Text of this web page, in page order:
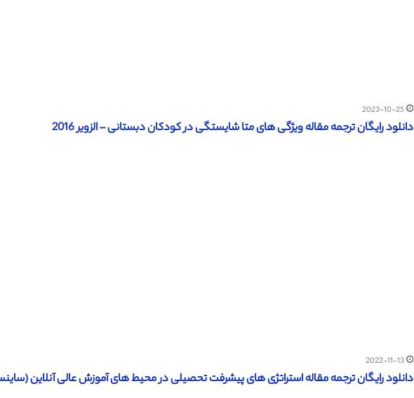
2023-10-25
دانلود رایگان ترجمه مقاله ویژگی های متا شایستگی در کودکان دبستانی – الزویر 2016
2022-11-13
دانلود رایگان ترجمه مقاله استراتژی های پیشرفت تحصیلی در محیط های آموزش عالی آنلاین (ساینس